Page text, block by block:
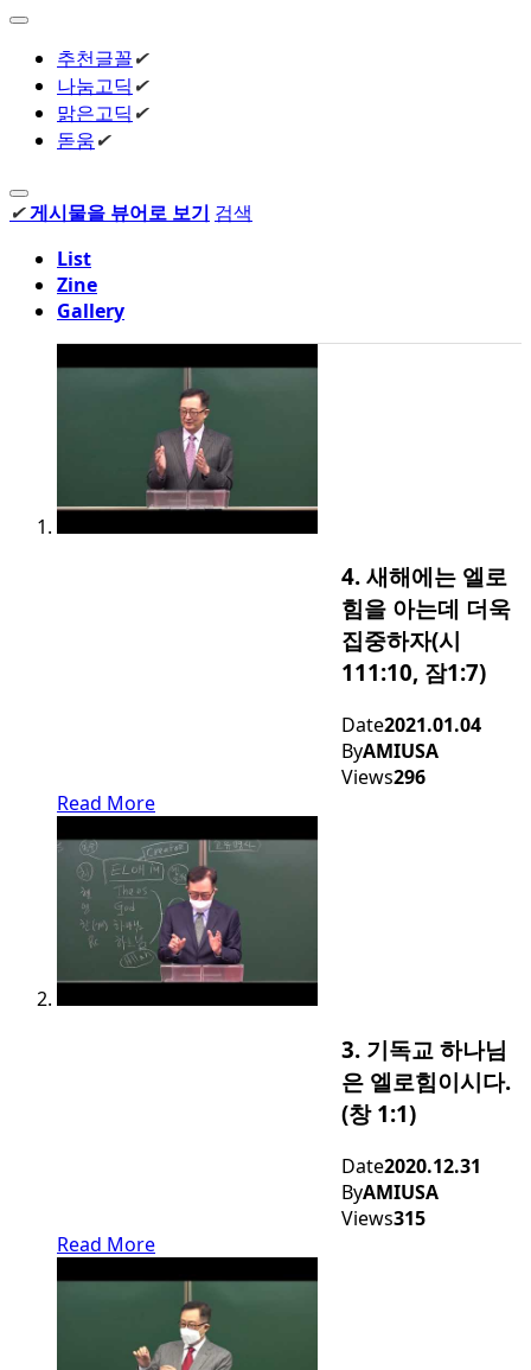
추천글꼴✔
나눔고딕 ✔
맑은고딕 ✔
돋움✔
✔게시물을 뷰어로 보기 검색
List
Zine
Gallery
4. 새해에는 엘로
힘을 아는데 더욱
집중하자(시
111:10, 잠1:7)
Date2021.01.04
ByAMIUSA
Views296
Read More
3. 기독교 하나님
은 엘로힘이시다.
(창 1:1)
Date2020.12.31
ByAMIUSA
Views315
Read More